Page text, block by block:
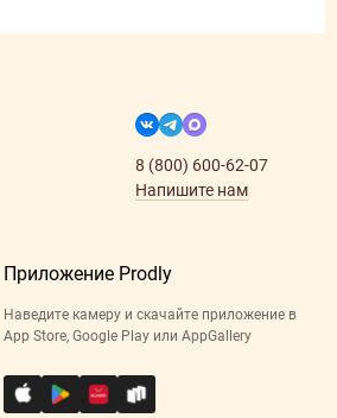
8 (800) 600-62-07
Напишите нам
Приложение Prodly
Наведите камеру и скачайте приложение в
App Store, Google Play или AppGallery